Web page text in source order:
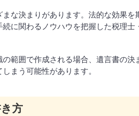
な決まりがあります。法的な効果を
に関わるノウハウを把握した税理
の範囲で作成される場合、遺言書の
まう可能性があります。
方